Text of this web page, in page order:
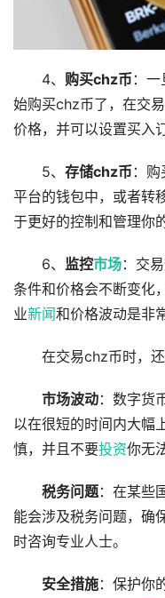
4、 购买chz币：一
始购买chz币了，在交
价格，并可以设置买入
5、 存储chz币：购
平台的钱包中，或者转
于更好的控制和管理你
6、 监控市场：交
条件和价格会不断变化
业新闻和价格波动是非
在交易chz币时，
市场波动：数字货
以在很短的时间内大幅
慎，并且不要投资你无
税务问题：在某些
能会涉及税务问题，确
时咨询专业人士。
安全措施：保护你